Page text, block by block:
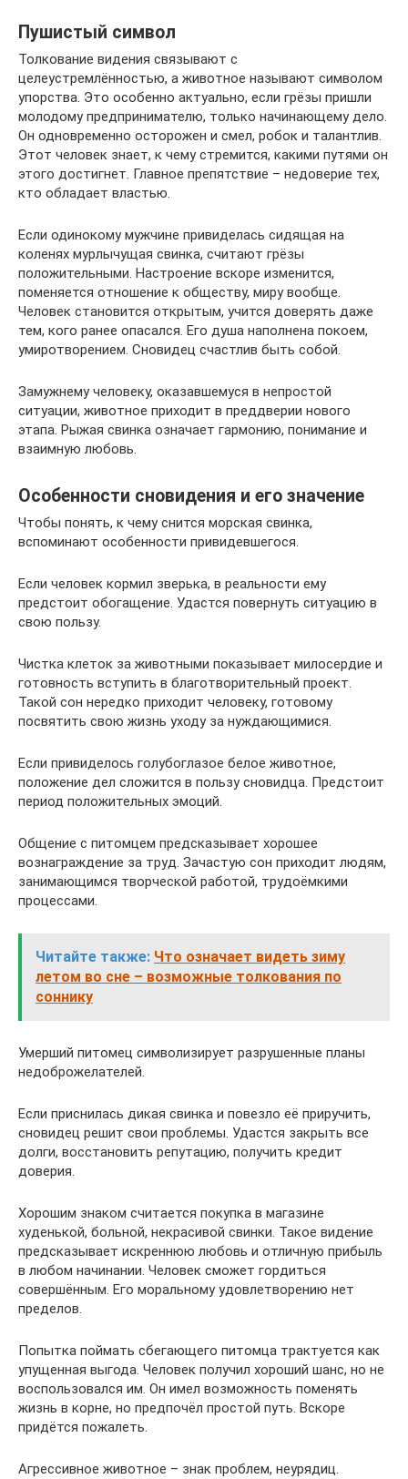
Пушистый символ
Толкование видения связывают с
целеустремлённостью, а животное называют символом
упорства. Это особенно актуально, если грёзы пришли
молодому предпринимателю, только начинающему дело.
Он одновременно осторожен и смел, робок и талантлив.
Этот человек знает, к чему стремится, какими путями он
этого достигнет. Главное препятствие – недоверие тех,
кто обладает властью.
Если одинокому мужчине привиделась сидящая на
коленях мурлычущая свинка, считают грёзы
положительными. Настроение вскоре изменится,
поменяется отношение к обществу, миру вообще.
Человек становится открытым, учится доверять даже
тем, кого ранее опасался. Его душа наполнена покоем,
умиротворением. Сновидец счастлив быть собой.
Замужнему человеку, оказавшемуся в непростой
ситуации, животное приходит в преддверии нового
этапа. Рыжая свинка означает гармонию, понимание и
взаимную любовь.
Особенности сновидения и его значение
Чтобы понять, к чему снится морская свинка,
вспоминают особенности привидевшегося.
Если человек кормил зверька, в реальности ему
предстоит обогащение. Удастся повернуть ситуацию в
свою пользу.
Чистка клеток за животными показывает милосердие и
готовность вступить в благотворительный проект.
Такой сон нередко приходит человеку, готовому
посвятить свою жизнь уходу за нуждающимися.
Если привиделось голубоглазое белое животное,
положение дел сложится в пользу сновидца. Предстоит
период положительных эмоций.
Общение с питомцем предсказывает хорошее
вознаграждение за труд. Зачастую сон приходит людям,
занимающимся творческой работой, трудоёмкими
процессами.
Читайте также: Что означает видеть зиму
летом во сне – возможные толкования по
соннику
Умерший питомец символизирует разрушенные планы
недоброжелателей.
Если приснилась дикая свинка и повезло её приручить,
сновидец решит свои проблемы. Удастся закрыть все
долги, восстановить репутацию, получить кредит
доверия.
Хорошим знаком считается покупка в магазине
худенькой, больной, некрасивой свинки. Такое видение
предсказывает искреннюю любовь и отличную прибыль
в любом начинании. Человек сможет гордиться
совершённым. Его моральному удовлетворению нет
пределов.
Попытка поймать сбегающего питомца трактуется как
упущенная выгода. Человек получил хороший шанс, но не
воспользовался им. Он имел возможность поменять
жизнь в корне, но предпочёл простой путь. Вскоре
придётся пожалеть.
Агрессивное животное – знак проблем, неурядиц.